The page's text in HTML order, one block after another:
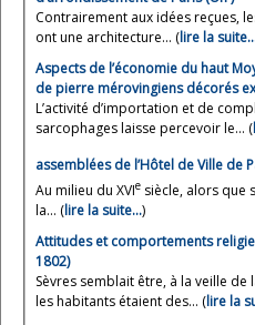
Contrairement aux idées reçues,
ont une architecture... (lire la
Aspects de l’économie du haut
de pierre mérovingiens décorés
L’activité d’importation et de
sarcophages laisse percevoir le... (
assemblées de l’Hôtel de Ville de
Au milieu du XVIe siècle, alors que
la... (lire la suite…)
Attitudes et comportements
1802)
Sèvres semblait être, à la veille
les habitants étaient des... (lire la